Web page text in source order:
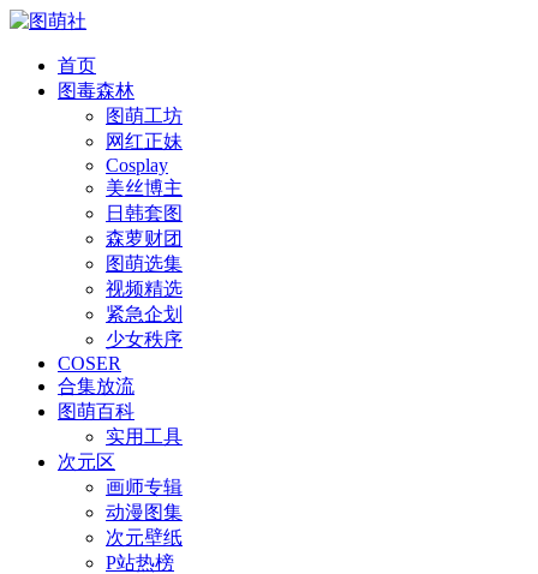
首页
图毒森林
图萌工坊
网红正妹
Cosplay
美丝博主
日韩套图
森萝财团
图萌选集
视频精选
紧急企划
少女秩序
COSER
合集放流
图萌百科
实用工具
次元区
画师专辑
动漫图集
次元壁纸
P站热榜